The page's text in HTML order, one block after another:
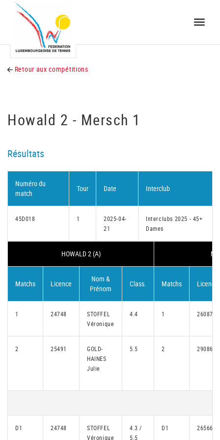
Toggle
Retour aux compétitions
Howald 2 - Mersch 1
Résultats
Numéro du
match
Tour Date Interclub
45D018 1
2025-04-
21
Interclubs 2025 - 45+
Dames
HOWALD 2 (A)
Matchs Licence
Nom &
Prénom
Class. Matchs Licence
1 24748
STOFFEL
Véronique
4.4 1 26087
2 25491
GOLD-
HAINES
Julie
5.5 2 29086
D1 24748
STOFFEL
Véronique
4.3 /
5.5
D1 26566